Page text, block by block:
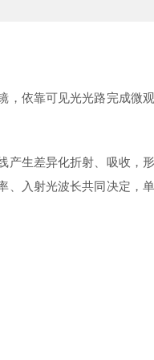
，依靠可见光光路完成微
产生差异化折射、吸收，
、入射光波长共同决定，